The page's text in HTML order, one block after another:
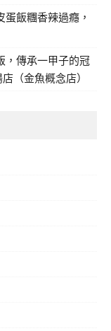
蛋飯糰香辣過癮，
，傳承一甲子的冠
（金魚概念店）